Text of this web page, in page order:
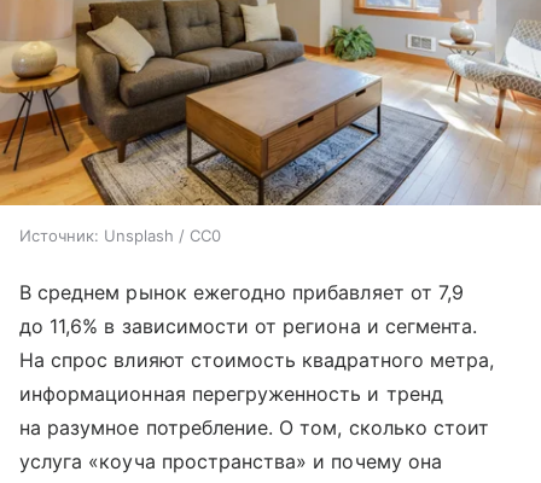
Источник: Unsplash / CC0
В среднем рынок ежегодно прибавляет от 7,9
до 11,6% в зависимости от региона и сегмента.
На спрос влияют стоимость квадратного метра,
информационная перегруженность и тренд
на разумное потребление. О том, сколько стоит
услуга «коуча пространства» и почему она